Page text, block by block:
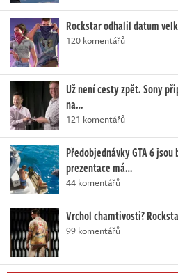
Rockstar odhalil datum
120 komentářů
Už není cesty zpět. Sony
na…
121 komentářů
Předobjednávky GTA 6
prezentace má…
44 komentářů
Vrchol chamtivosti?
99 komentářů